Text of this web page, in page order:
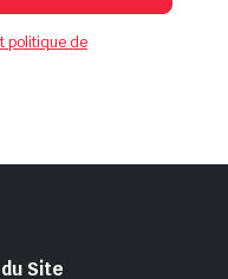
politique de
Site